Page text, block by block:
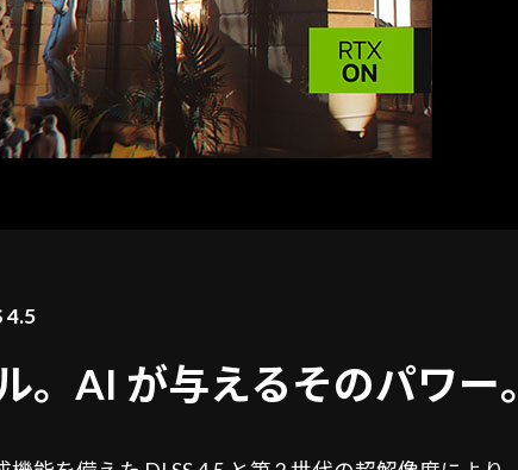
4.5
AI が与えるそのパワー。